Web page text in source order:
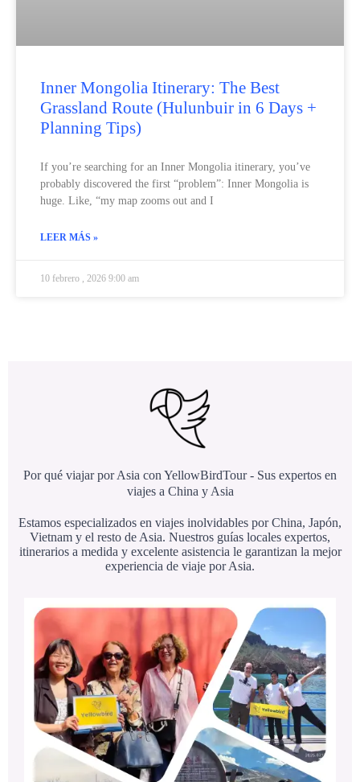
Inner Mongolia Itinerary: The Best
Grassland Route (Hulunbuir in 6 Days +
Planning Tips)
If you’re searching for an Inner Mongolia itinerary, you’ve
probably discovered the first “problem”: Inner Mongolia is
huge. Like, “my map zooms out and I
LEER MÁS »
10 febrero , 2026 9:00 am
Por qué viajar por Asia con YellowBirdTour - Sus expertos en
viajes a China y Asia
Estamos especializados en viajes inolvidables por China, Japón,
Vietnam y el resto de Asia. Nuestros guías locales expertos,
itinerarios a medida y excelente asistencia le garantizan la mejor
experiencia de viaje por Asia.